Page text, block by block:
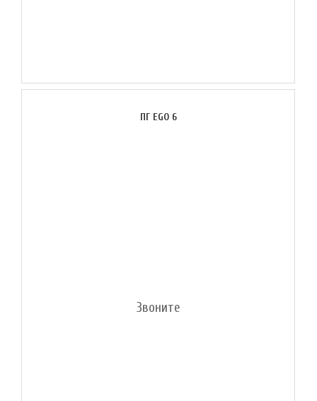
ПГ EGO 6
Звоните